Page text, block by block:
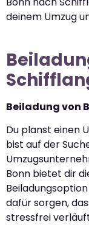
deinem Umzug
Beiladung von
Du planst einen
bist auf der
Bonn bietet dir
dafür sorgen,
stressfrei